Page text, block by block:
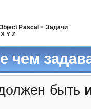
Pascal > Задачи
X Y Z
чем
быть